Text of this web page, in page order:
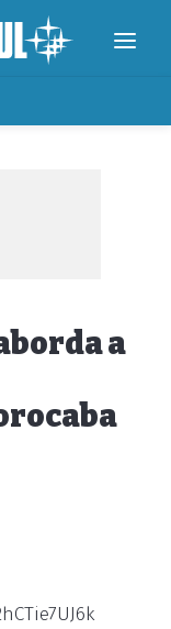
a